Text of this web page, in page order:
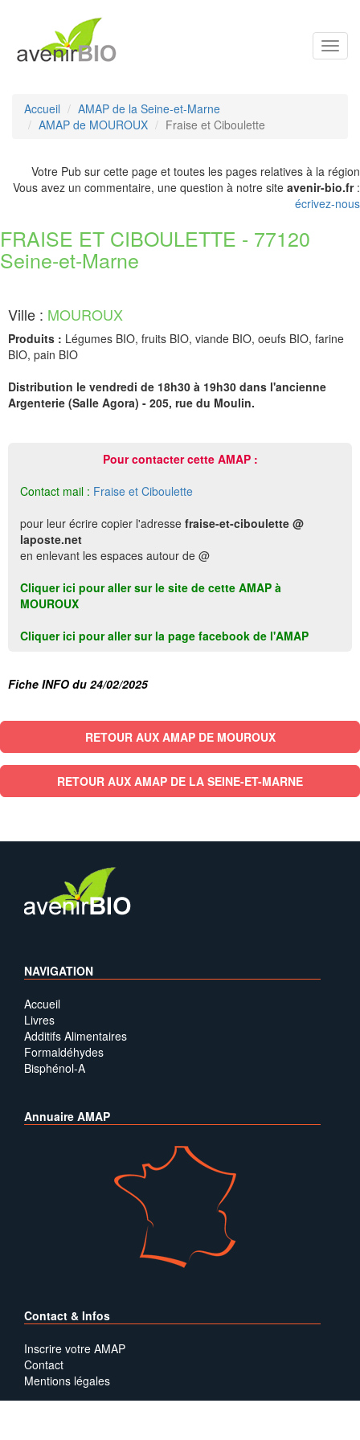
Accueil
AMAP de la Seine-et-Marne
AMAP de MOUROUX
Fraise et Ciboulette
Votre Pub sur cette page et toutes les pages relatives à la région
Vous avez un commentaire, une question à notre site avenir-bio.fr:
écrivez-nous
FRAISE ET CIBOULETTE - 77120
Seine-et-Marne
Ville : MOUROUX
Produits : Légumes BIO, fruits BIO, viande BIO, oeufs BIO, farine
BIO, pain BIO
Distribution le vendredi de 18h30 à 19h30 dans l'ancienne
Argenterie (Salle Agora) - 205, rue du Moulin.
Pour contacter cette AMAP :
Contact mail : Fraise et Ciboulette
pour leur écrire copier l'adresse fraise-et-ciboulette @
laposte.net
en enlevant les espaces autour de @
Cliquer ici pour aller sur le site de cette AMAP à
MOUROUX
Cliquer ici pour aller sur la page facebook de l'AMAP
Fiche INFO du 24/02/2025
RETOUR AUX AMAP DE MOUROUX
RETOUR AUX AMAP DE LA SEINE-ET-MARNE
NAVIGATION
Accueil
Livres
Additifs Alimentaires
Formaldéhydes
Bisphénol-A
Annuaire AMAP
Contact & Infos
Inscrire votre AMAP
Contact
Mentions légales